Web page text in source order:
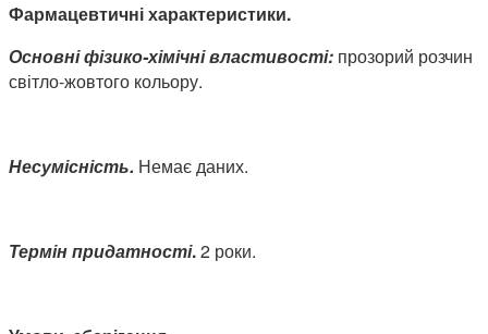
Фармацевтичні характеристики.
Основні фізико-хімічні властивості: прозорий розчин
світло-жовтого кольору.
Несумісність. Немає даних.
Термін придатності.2 роки.